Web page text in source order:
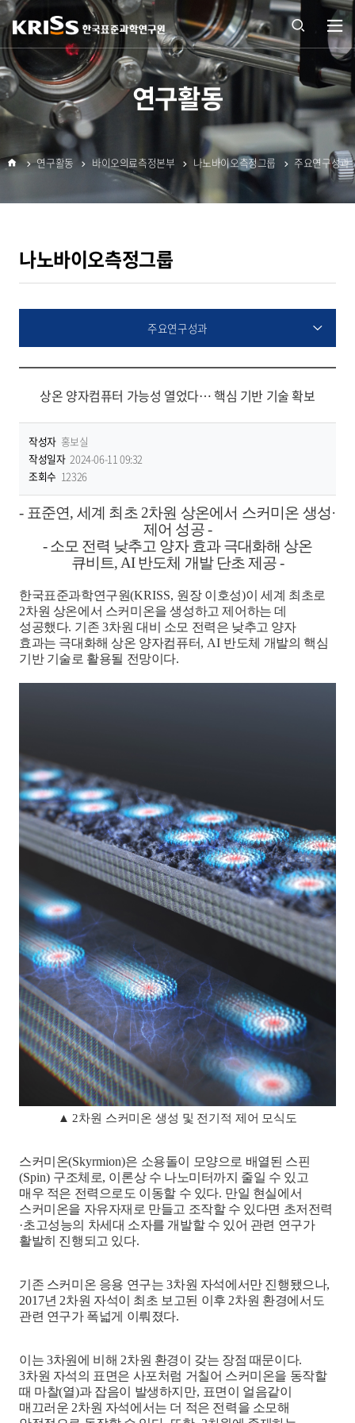
통합
검색
열기
열기
연구활동
나노바이오측정그룹
연구활동 바이오의료측정본부 나노바이오측정그룹 주요연구성과
주요연구성과
상온 양자컴퓨터 가능성 열었다… 핵심 기반 기술 확보
작성자 홍보실
작성일자 2024-06-11 09:32
조회수 12326
- 표준연, 세계 최초 2차원 상온에서 스커미온 생성·
제어 성공-
-소모 전력 낮추고 양자 효과 극대화해 상온
큐비트, AI 반도체 개발 단초 제공-
한국표준과학연구원(KRISS, 원장 이호성)이 세계 최초로
2차원 상온에서 스커미온을 생성하고 제어하는 데
성공했다. 기존3차원 대비 소모 전력은 낮추고 양자
효과는 극대화해 상온 양자컴퓨터, AI 반도체 개발의 핵심
기반 기술로 활용될 전망이다.
▲2차원 스커미온 생성 및 전기적 제어 모식도
스커미온(Skyrmion)은 소용돌이 모양으로 배열된 스핀
(Spin) 구조체로, 이론상 수 나노미터까지 줄일 수 있고
매우 적은 전력으로도 이동할 수 있다. 만일 현실에서
스커미온을 자유자재로 만들고 조작할 수 있다면 초저전력
·초고성능의 차세대 소자를 개발할 수 있어 관련 연구가
활발히 진행되고 있다.
기존 스커미온 응용 연구는3차원 자석에서만 진행됐으나,
2017년 2차원 자석이 최초 보고된 이후 2차원 환경에서도
관련 연구가 폭넓게 이뤄졌다.
이는 3차원에 비해 2차원 환경이 갖는 장점 때문이다.
3차원 자석의 표면은 사포처럼 거칠어 스커미온을 동작할
때 마찰(열)과 잡음이 발생하지만, 표면이 얼음같이
매끄러운 2차원 자석에서는 더 적은 전력을 소모해